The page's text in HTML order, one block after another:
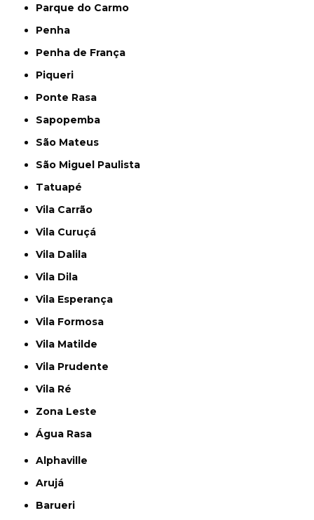
Parque do Carmo
Penha
Penha de França
Piqueri
Ponte Rasa
Sapopemba
São Mateus
São Miguel Paulista
Tatuapé
Vila Carrão
Vila Curuçá
Vila Dalila
Vila Dila
Vila Esperança
Vila Formosa
Vila Matilde
Vila Prudente
Vila Ré
Zona Leste
Água Rasa
Alphaville
Arujá
Barueri